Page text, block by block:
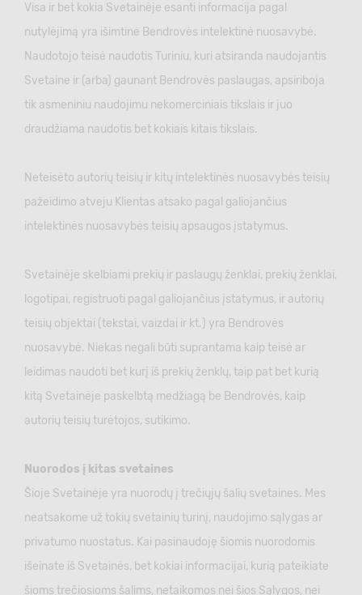
Visa ir bet kokia Svetainėje esanti informacija pagal
nutylėjimą yra išimtinė Bendrovės intelektinė nuosavybė.
Naudotojo teisė naudotis Turiniu, kuri atsiranda naudojantis
Svetaine ir (arba) gaunant Bendrovės paslaugas, apsiriboja
tik asmeniniu naudojimu nekomerciniais tikslais ir juo
draudžiama naudotis bet kokiais kitais tikslais.
Neteisėto autorių teisių ir kitų intelektinės nuosavybės teisių
pažeidimo atveju Klientas atsako pagal galiojančius
intelektinės nuosavybės teisių apsaugos įstatymus.
Svetainėje skelbiami prekių ir paslaugų ženklai, prekių ženklai,
logotipai, registruoti pagal galiojančius įstatymus, ir autorių
teisių objektai (tekstai, vaizdai ir kt.) yra Bendrovės
nuosavybė. Niekas negali būti suprantama kaip teisė ar
leidimas naudoti bet kurį iš prekių ženklų, taip pat bet kurią
kitą Svetainėje paskelbtą medžiagą be Bendrovės, kaip
autorių teisių turėtojos, sutikimo.
Nuorodos į kitas svetaines
Šioje Svetainėje yra nuorodų į trečiųjų šalių svetaines. Mes
neatsakome už tokių svetainių turinį, naudojimo sąlygas ar
privatumo nuostatus. Kai pasinaudoję šiomis nuorodomis
išeinate iš Svetainės, bet kokiai informacijai, kurią pateikiate
šioms trečiosioms šalims, netaikomos nei šios Sąlygos, nei